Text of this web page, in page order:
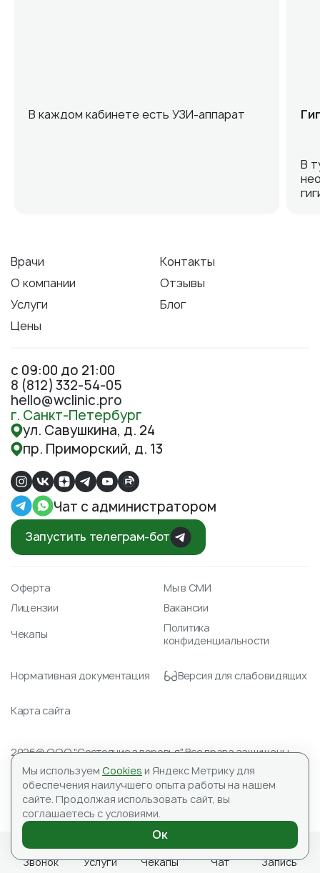
В каждом кабинете есть УЗИ-аппарат
В
Врачи
Контакты
О компании
Отзывы
Услуги
Блог
Цены
с 09:00 до 21:00
8 (812) 332-54-05
hello@wclinic.pro
г. Санкт-Петербург
ул. Савушкина, д. 24
пр. Приморский, д. 13
Чат с администратором
Запустить телеграм-бот
2026© ООО "Состояние здоровья" Все права защищены.
Лицензия № Л041-01148-78/00351488 от 23.04.2021
ИНН 7804590151, ОГРН 1177847059345
Адрес для корреспонденции: 197183, ООО «Состояние
здоровья», а/я №10
Оферта
Мы в СМИ
Лицензии
Вакансии
Чекапы
Политика
конфиденциальности
Нормативная документация Версия для слабовидящих
Карта сайта
ИМЕЮТСЯ ПРОТИВОПОКАЗАНИЯ, НЕОБХОДИМА
КОНСУЛЬТАЦИЯ СПЕЦИАЛИСТА
Звонок Услуги Чекапы Чат Запись
Мы используем Cookies и Яндекс Метрику для
обеспечения наилучшего опыта работы на нашем
сайте. Продолжая использовать сайт, вы
соглашаетесь с условиями.
Ок